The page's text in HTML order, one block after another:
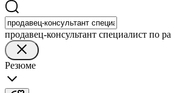
продавец-консультант специалист по
Резюме